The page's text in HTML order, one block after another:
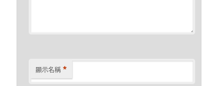
顯示名稱 *